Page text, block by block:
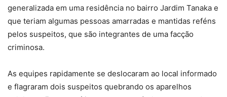
generalizada em uma residência no bairro Jardim Tanaka e
que teriam algumas pessoas amarradas e mantidas reféns
pelos suspeitos, que são integrantes de uma facção
criminosa.
As equipes rapidamente se deslocaram ao local informado
e flagraram dois suspeitos quebrando os aparelhos